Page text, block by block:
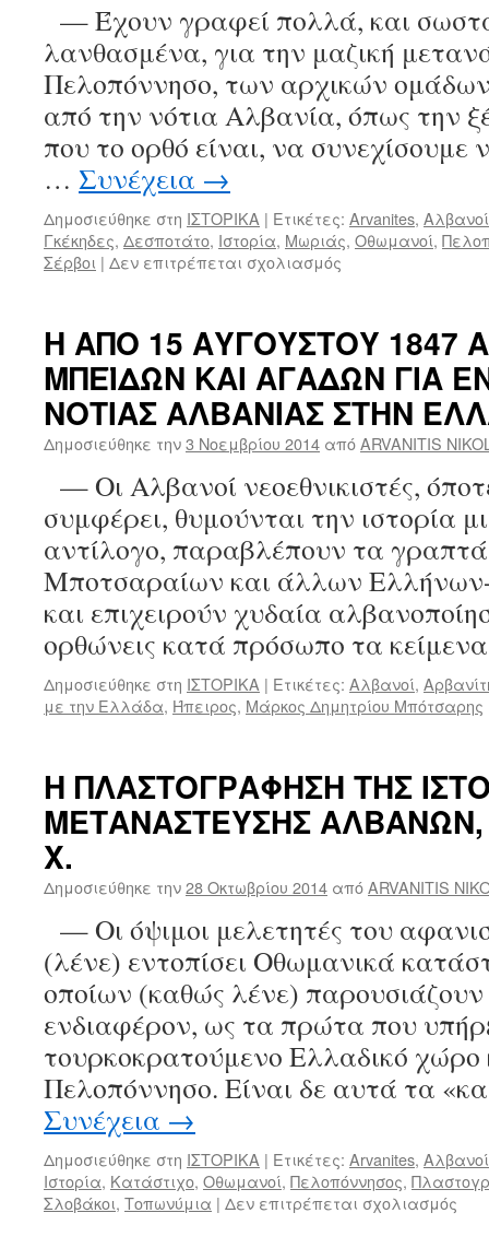
— Έχουν γραφεί πολλά, και
λανθασμένα, για την μαζική
Πελοπόννησο, των αρχικών
από την νότια Αλβανία, όπως την
που το ορθό είναι, να
… Συνέχεια →
Δημοσιεύθηκε στη ΙΣΤΟΡΙΚΑ | Ετικέτες: Arvanites, Αλβανοί
Γκέκηδες, Δεσποτάτο, Ιστορία, Μωριάς, Οθωμανοί,
Σέρβοι | Δεν επιτρέπεται σχολιασμός
ΠΕΡΙ
ΤΗΣ
ΜΑΖΙΚΗΣ
ΑΡΧΙΚΗΣ
ΚΑΘΟΔΟΥ
«ΑΛΒΑΝΩΝ»
ΣΤΗΝ
ΠΕΛΟΠΟΝΝΗΣΟ
ΤΟ
1405
Η ΑΠΟ 15 ΑΥΓΟΥΣΤΟΥ 1847
ΜΠΕΪΔΩΝ ΚΑΙ ΑΓΑΔΩΝ ΓΙΑ
ΝΟΤΙΑΣ ΑΛΒΑΝΙΑΣ ΣΤΗΝ
Δημοσιεύθηκε την3 Νοεμβρίου 2014 απόARVANITIS
— Οι Αλβανοί νεοεθνικιστές,
συμφέρει, θυμούνται την ιστορία
αντίλογο, παραβλέπουν τα
Μποτσαραίων και άλλων
και επιχειρούν χυδαία
ορθώνεις κατά πρόσωπο τα
Δημοσιεύθηκε στη ΙΣΤΟΡΙΚΑ | Ετικέτες: Αλβανοί,
με την Ελλάδα, Ήπειρος, Μάρκος Δημητρίου Μπότσαρης
Η ΠΛΑΣΤΟΓΡΑΦΗΣΗ ΤΗΣ
ΜΕΤΑΝΑΣΤΕΥΣΗΣ ΑΛΒΑΝΩΝ,
Χ.
Δημοσιεύθηκε την28 Οκτωβρίου 2014 απόARVANITIS
— Οι όψιμοι μελετητές του
(λένε) εντοπίσει Οθωμανικά
οποίων (καθώς λένε) παρουσιάζουν
ενδιαφέρον, ως τα πρώτα που
τουρκοκρατούμενο Ελλαδικό χώρο
Πελοπόννησο. Είναι δε αυτά τα
Συνέχεια →
Δημοσιεύθηκε στη ΙΣΤΟΡΙΚΑ | Ετικέτες: Arvanites, Αλβανοί
Ιστορία, Κατάστιχο, Οθωμανοί, Πελοπόννησος,
Σλοβάκοι, Τοπωνύμια | Δεν επιτρέπεται σχολιασμός